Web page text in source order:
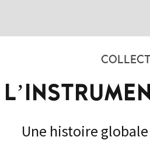
Une histoire